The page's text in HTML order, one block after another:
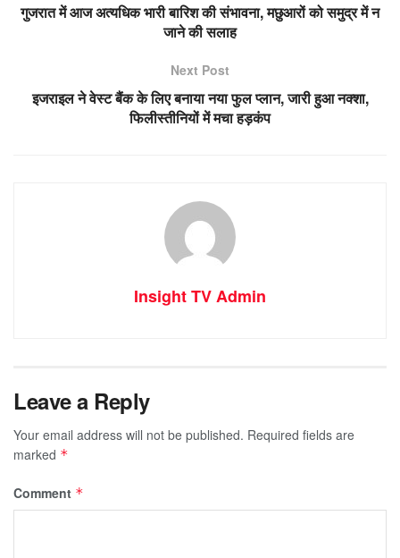
गुजरात में आज अत्यधिक भारी बारिश की संभावना, मछुआरों को समुद्र में न
जाने की सलाह
Next Post
इजराइल ने वेस्ट बैंक के लिए बनाया नया फुल प्लान, जारी हुआ नक्शा,
फिलीस्तीनियों में मचा हड़कंप
Insight TV Admin
Leave a Reply
Your email address will not be published. Required fields are
marked *
Comment *